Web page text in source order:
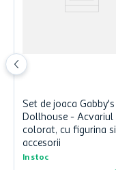
Set de joaca Gabby's
Dollhouse - Acvariul
colorat, cu figurina si
accesorii
In stoc